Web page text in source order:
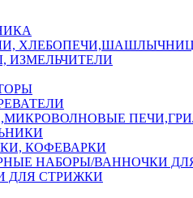
ИЗМЕЛЬЧИТЕЛИ
КОФЕВАРКИ
НАБОРЫ/ВАННОЧКИ
ДЛЯ СТРИЖКИ